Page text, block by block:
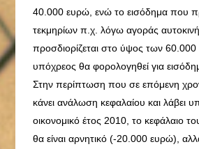
40.000 ευρώ, ενώ το εισόδημα που
τεκμηρίων π.χ. λόγω αγοράς
προσδιορίζεται στο ύψος των
υπόχρεος θα φορολογηθεί για
Στην περίπτωση που σε επόμενη
κάνει ανάλωση κεφαλαίου και λάβει
οικονομικό έτος 2010, το κεφάλαιο
θα είναι αρνητικό (-20.000 ευρώ),